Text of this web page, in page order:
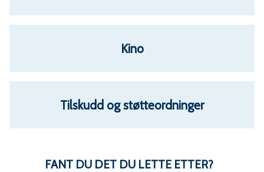
Kino
Tilskudd og støtteordninger
FANT DU DET DU LETTE ETTER?